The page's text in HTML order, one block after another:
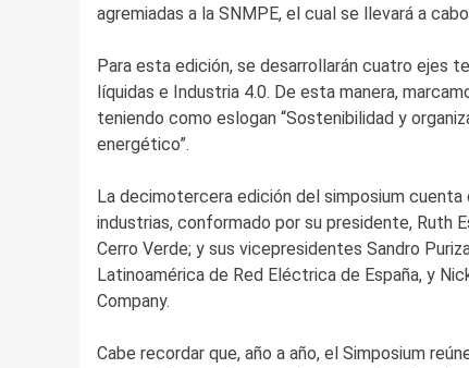
agremiadas a la SNMPE, el cual se llevará a
Para esta edición, se desarrollarán cuatro ejes
líquidas e Industria 4.0. De esta manera,
teniendo como eslogan “Sostenibilidad y
energético”.
La decimotercera edición del simposium
industrias, conformado por su presidente, Ruth
Cerro Verde; y sus vicepresidentes Sandro
Latinoamérica de Red Eléctrica de España, y
Company.
Cabe recordar que, año a año, el Simposium